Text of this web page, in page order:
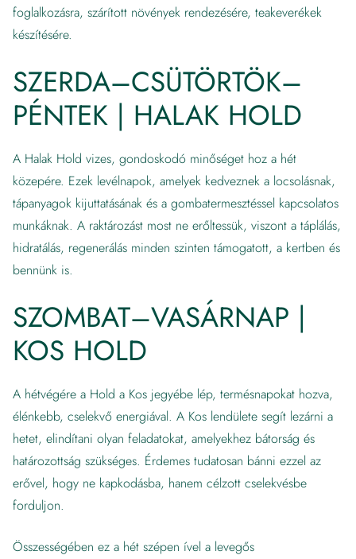
foglalkozásra, szárított növények rendezésére, teakeverékek
készítésére.
SZERDA–CSÜTÖRTÖK–
PÉNTEK | HALAK HOLD
A Halak Hold vizes, gondoskodó minőséget hoz a hét
közepére. Ezek levélnapok, amelyek kedveznek a locsolásnak,
tápanyagok kijuttatásának és a gombatermesztéssel kapcsolatos
munkáknak. A raktározást most ne erőltessük, viszont a táplálás,
hidratálás, regenerálás minden szinten támogatott, a kertben és
bennünk is.
SZOMBAT–VASÁRNAP |
KOS HOLD
A hétvégére a Hold a Kos jegyébe lép, termésnapokat hozva,
élénkebb, cselekvő energiával. A Kos lendülete segít lezárni a
hetet, elindítani olyan feladatokat, amelyekhez bátorság és
határozottság szükséges. Érdemes tudatosan bánni ezzel az
erővel, hogy ne kapkodásba, hanem célzott cselekvésbe
forduljon.
Összességében ez a hét szépen ível a levegős